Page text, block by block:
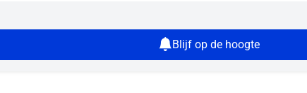
Blijf op de hoogte